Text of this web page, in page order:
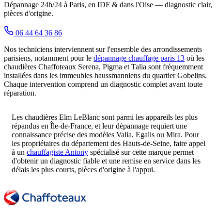
Dépannage 24h/24 à Paris, en IDF & dans l'Oise — diagnostic clair,
pièces d'origine.
06 44 64 36 86
Nos techniciens interviennent sur l'ensemble des arrondissements
parisiens, notamment pour le dépannage chauffage paris 13 où les
chaudières Chaffoteaux Serena, Pigma et Talia sont fréquemment
installées dans les immeubles haussmanniens du quartier Gobelins.
Chaque intervention comprend un diagnostic complet avant toute
réparation.
Les chaudières Elm LeBlanc sont parmi les appareils les plus
répandus en Île-de-France, et leur dépannage requiert une
connaissance précise des modèles Valia, Egalis ou Mira. Pour
les propriétaires du département des Hauts-de-Seine, faire appel
à un chauffagiste Antony spécialisé sur cette marque permet
d'obtenir un diagnostic fiable et une remise en service dans les
délais les plus courts, pièces d'origine à l'appui.